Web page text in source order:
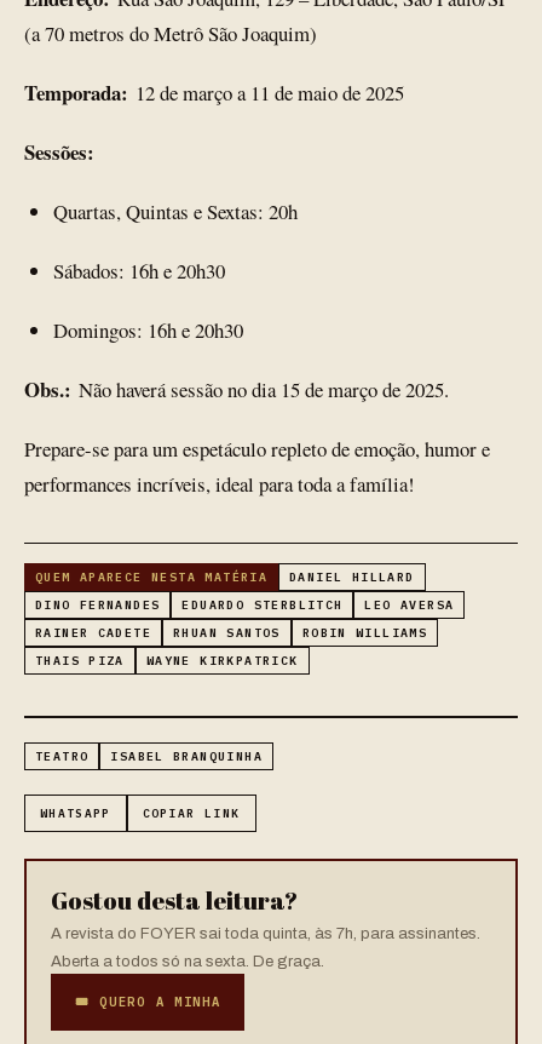
(a 70 metros do Metrô São Joaquim)
Temporada: 12 de março a 11 de maio de 2025
Sessões:
Quartas, Quintas e Sextas: 20h
Sábados: 16h e 20h30
Domingos: 16h e 20h30
Obs.: Não haverá sessão no dia 15 de março de 2025.
Prepare-se para um espetáculo repleto de emoção, humor e
performances incríveis, ideal para toda a família!
QUEM APARECE NESTA MATÉRIA
DANIEL HILLARD
DINO FERNANDES
EDUARDO STERBLITCH
LEO AVERSA
RAINER CADETE
RHUAN SANTOS
ROBIN WILLIAMS
THAIS PIZA
WAYNE KIRKPATRICK
TEATRO ISABEL BRANQUINHA
WHATSAPP COPIAR LINK
Gostou desta leitura?
A revista do FOYER sai toda quinta, às 7h, para assinantes.
Aberta a todos só na sexta. De graça.
🎟 QUERO A MINHA